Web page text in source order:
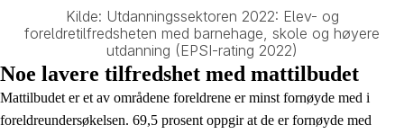
Kilde: Utdanningssektoren 2022: Elev- og
foreldretilfredsheten med barnehage, skole og høyere
utdanning (EPSI-rating 2022)
End of interactive chart.
Noe lavere tilfredshet med mattilbudet
Mattilbudet er et av områdene foreldrene er minst fornøyde med i
foreldreundersøkelsen. 69,5 prosent oppgir at de er fornøyde med